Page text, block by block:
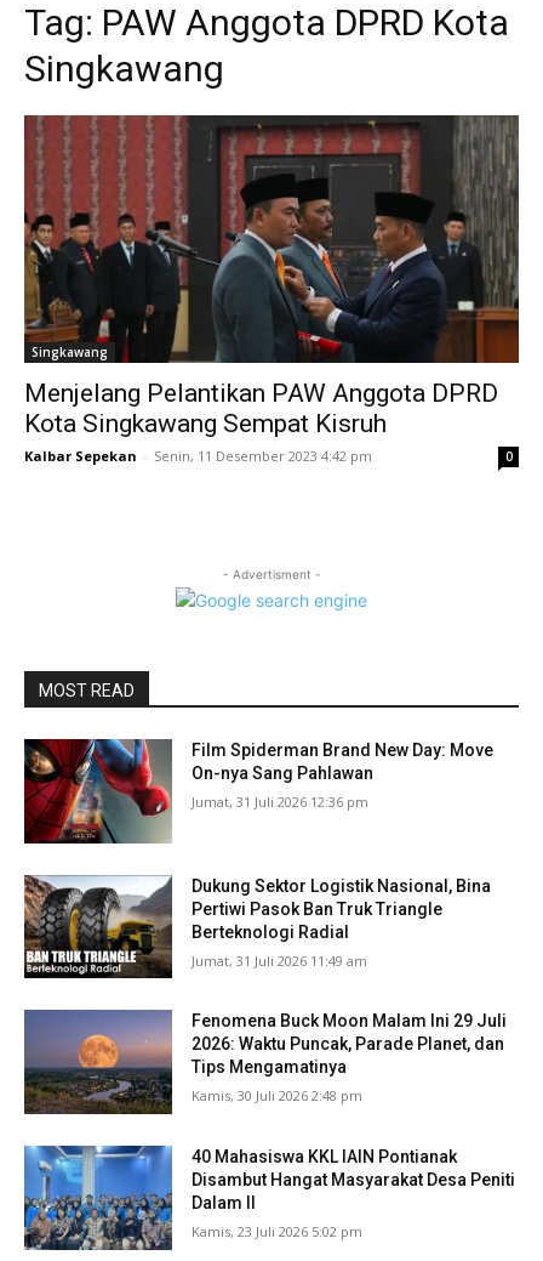
Tag: PAW Anggota DPRD Kota
Singkawang
Singkawang
Menjelang Pelantikan PAW Anggota DPRD
Kota Singkawang Sempat Kisruh
Kalbar Sepekan - Senin, 11 Desember 2023 4:42 pm 0
- Advertisment -
MOST READ
Film Spiderman Brand New Day: Move
On-nya Sang Pahlawan
Jumat, 31 Juli 2026 12:36 pm
Dukung Sektor Logistik Nasional, Bina
Pertiwi Pasok Ban Truk Triangle
Berteknologi Radial
Jumat, 31 Juli 2026 11:49 am
Fenomena Buck Moon Malam Ini 29 Juli
2026: Waktu Puncak, Parade Planet, dan
Tips Mengamatinya
Kamis, 30 Juli 2026 2:48 pm
40 Mahasiswa KKL IAIN Pontianak
Disambut Hangat Masyarakat Desa Peniti
Dalam II
Kamis, 23 Juli 2026 5:02 pm